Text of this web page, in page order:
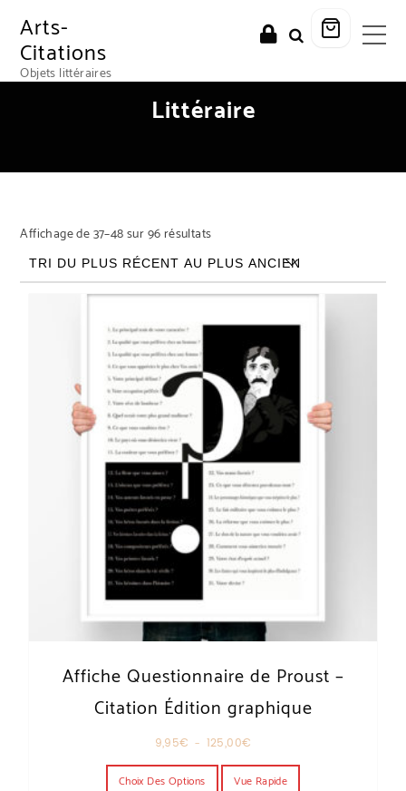
Arts-
Citations
Objets littéraires
Littéraire
Affichage de 37–48 sur 96 résultatsTrié du plus récent au plus ancien
Affiche Questionnaire de Proust –
Citation Édition graphique
9,95€ – 125,00€
Choix Des Options
Ce produit a plusieurs variations. Les
Vue Rapide